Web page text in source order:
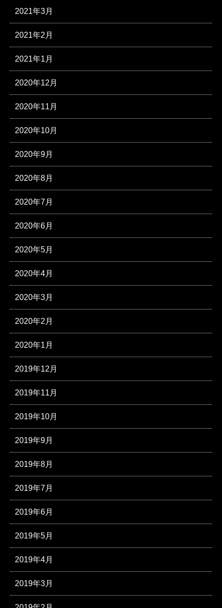
2021年3月
2021年2月
2021年1月
2020年12月
2020年11月
2020年10月
2020年9月
2020年8月
2020年7月
2020年6月
2020年5月
2020年4月
2020年3月
2020年2月
2020年1月
2019年12月
2019年11月
2019年10月
2019年9月
2019年8月
2019年7月
2019年6月
2019年5月
2019年4月
2019年3月